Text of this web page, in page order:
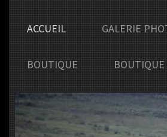
ACCUEIL GALERIE
BOUTIQUE BOUTIQUE